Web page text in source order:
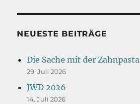
NEUESTE BEITRÄGE
Die Sache mit der Zahnpasta
29. Juli 2026
JWD 2026
14. Juli 2026